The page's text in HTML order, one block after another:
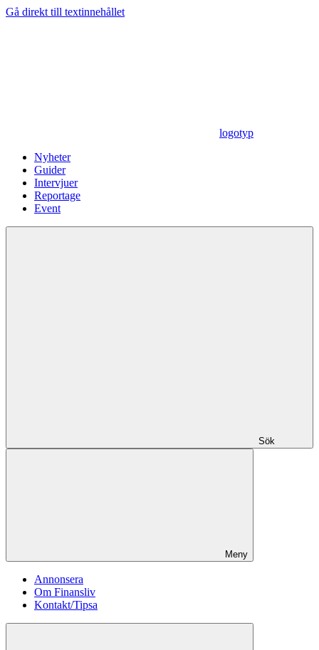
Gå direkt till textinnehållet
logotyp
Nyheter
Guider
Intervjuer
Reportage
Event
Sök
Meny
Annonsera
Om Finansliv
Kontakt/Tipsa